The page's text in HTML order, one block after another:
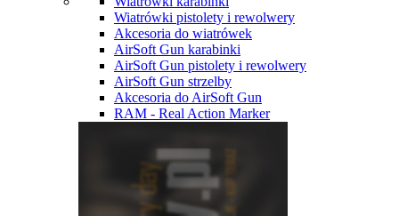
Wiatrówki pistolety i rewolwery
Akcesoria do wiatrówek
AirSoft Gun karabinki
AirSoft Gun pistolety i rewolwery
AirSoft Gun strzelby
Akcesoria do AirSoft Gun
RAM - Real Action Marker